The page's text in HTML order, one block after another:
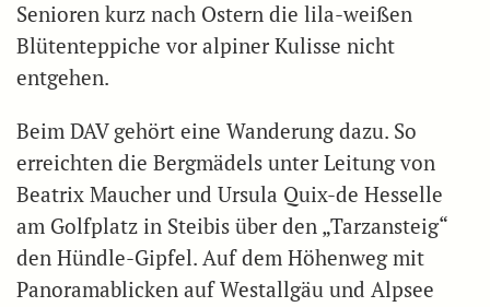
Senioren kurz nach Ostern die lila-weißen
Blütenteppiche vor alpiner Kulisse nicht
entgehen.
Beim DAV gehört eine Wanderung dazu. So
erreichten die Bergmädels unter Leitung von
Beatrix Maucher und Ursula Quix-de Hesselle
am Golfplatz in Steibis über den „Tarzansteig“
den Hündle-Gipfel. Auf dem Höhenweg mit
Panoramablicken auf Westallgäu und Alpsee